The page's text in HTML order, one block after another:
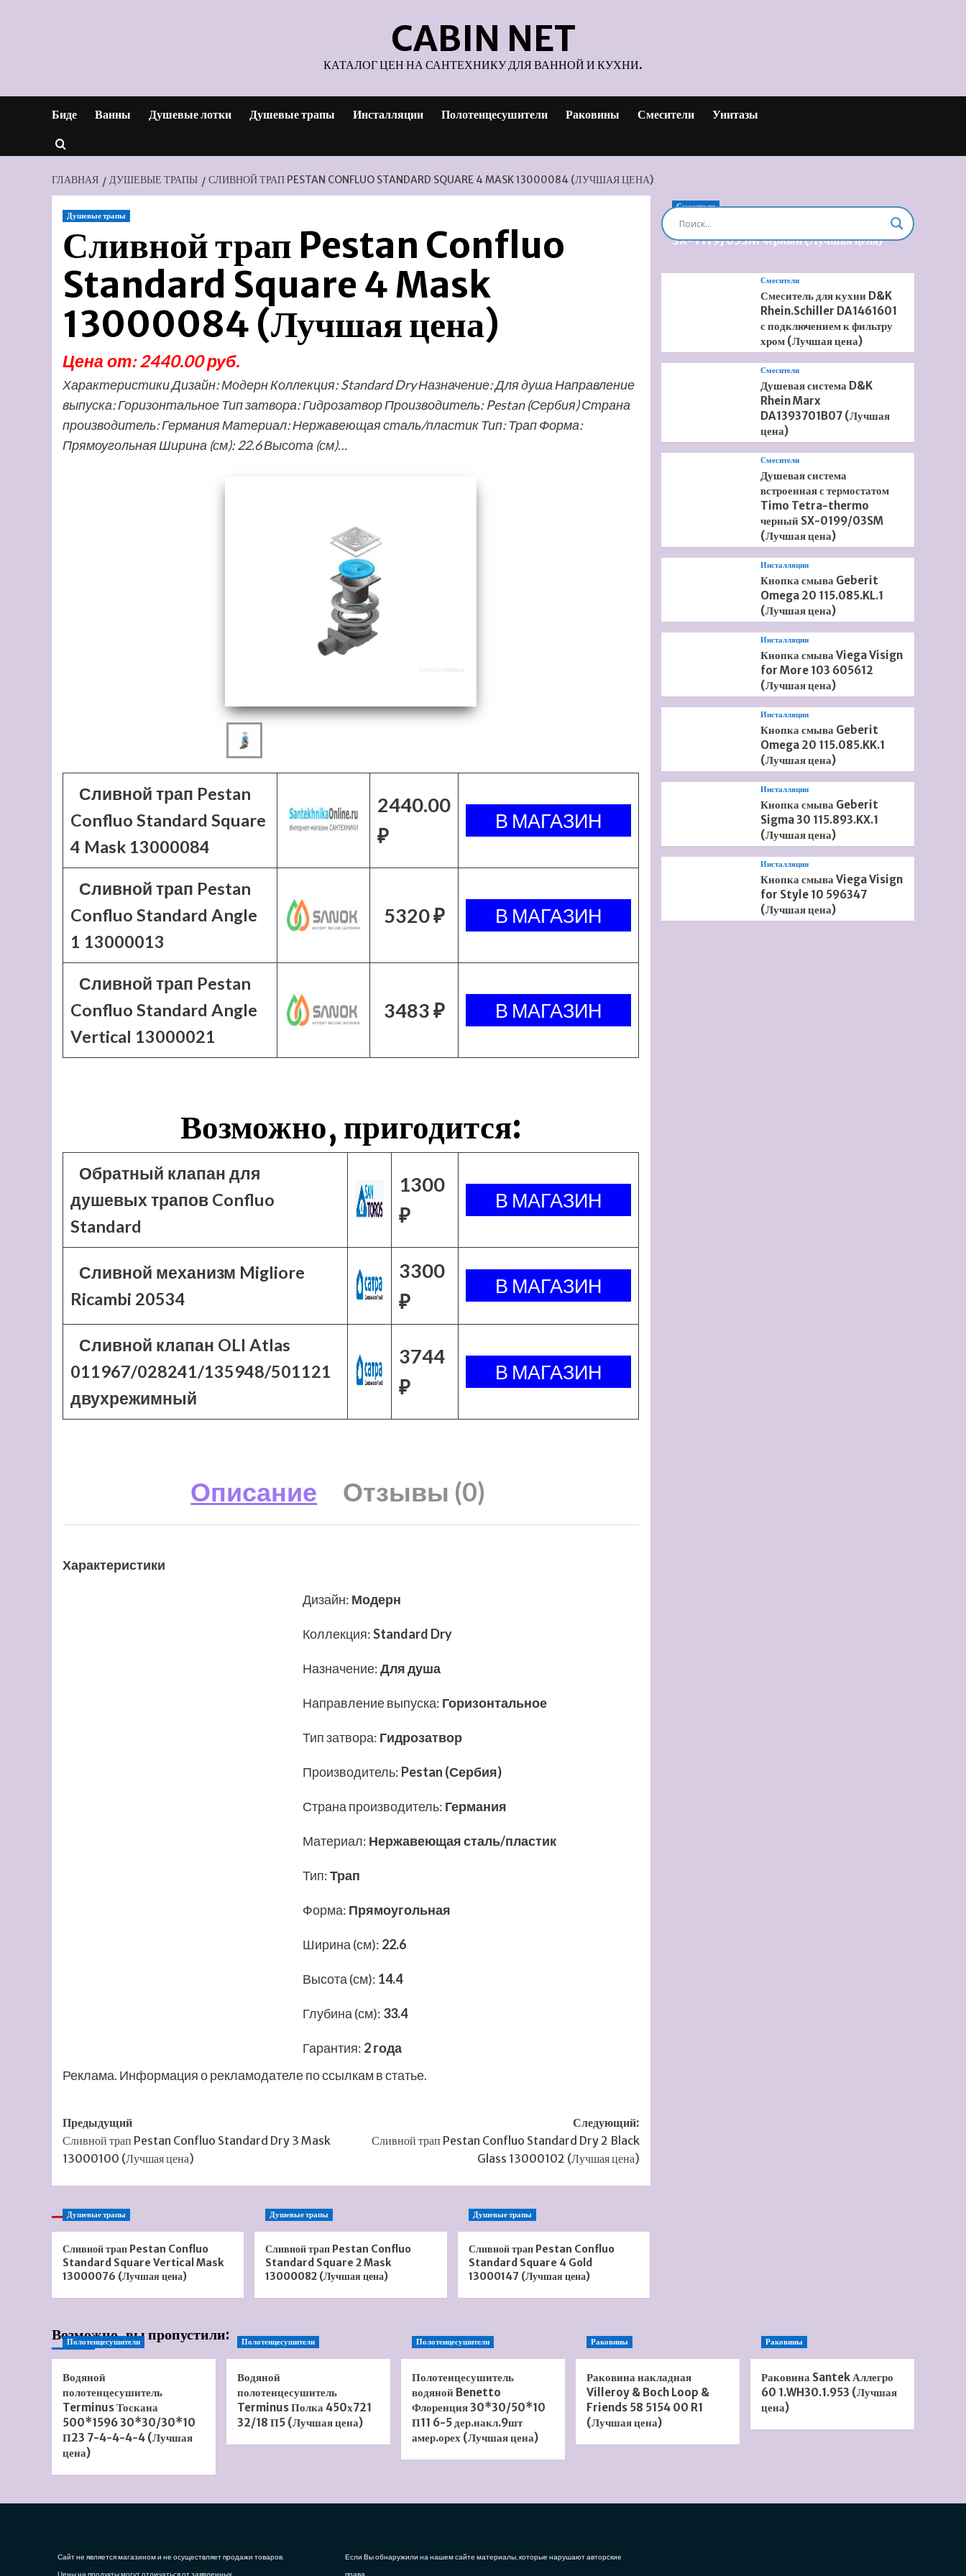
CABIN NET
КАТАЛОГ ЦЕН НА САНТЕХНИКУ ДЛЯ ВАННОЙ И КУХНИ.
Биде Ванны Душевые лотки Душевые трапы Инсталляции Полотенцесушители Раковины Смесители Унитазы
ГЛАВНАЯ ДУШЕВЫЕ ТРАПЫ СЛИВНОЙ ТРАП PESTAN CONFLUO STANDARD SQUARE 4 MASK 13000084 (ЛУЧШАЯ ЦЕНА)
Душевые трапы
Сливной трап Pestan Confluo
Standard Square 4 Mask
13000084 (Лучшая цена)
Цена от: 2440.00 руб.
Характеристики Дизайн: Модерн Коллекция: Standard Dry Назначение: Для душа Направление
выпуска: Горизонтальное Тип затвора: Гидрозатвор Производитель: Pestan (Сербия) Страна
производитель: Германия Материал: Нержавеющая сталь/пластик Тип: Трап Форма:
Прямоугольная Ширина (см): 22.6 Высота (см)…
Сливной трап Pestan
Confluo Standard Square
4 Mask 13000084
2440.00
₽
Сливной трап Pestan
Confluo Standard Angle
1 13000013
5320 ₽
Сливной трап Pestan
Confluo Standard Angle
Vertical 13000021
3483 ₽
Возможно, пригодится:
Обратный клапан для
душевых трапов Confluo
Standard
1300
₽
Сливной механизм Migliore
Ricambi 20534
3300
₽
Сливной клапан OLI Atlas
011967/028241/135948/501121
двухрежимный
3744
₽
Описание Отзывы (0)
Характеристики
Дизайн: Модерн
Коллекция:Standard Dry
Назначение:Для душа
Направление выпуска: Горизонтальное
Тип затвора: Гидрозатвор
Производитель: Pestan (Сербия)
Страна производитель: Германия
Материал: Нержавеющая сталь/пластик
Тип:Трап
Форма: Прямоугольная
Ширина (см): 22.6
Высота (см): 14.4
Глубина (см): 33.4
Гарантия: 2 года
Реклама. Информация о рекламодателе по ссылкам в статье.
Навигация
записи
Предыдущий
Сливной трап Pestan Confluo Standard Dry 3 Mask
13000100 (Лучшая цена)
Следующий:
Сливной трап Pestan Confluo Standard Dry 2 Black
Glass 13000102 (Лучшая цена)
Душевые трапы
Сливной трап Pestan Confluo
Standard Square Vertical Mask
13000076 (Лучшая цена)
Душевые трапы
Сливной трап Pestan Confluo
Standard Square 2 Mask
13000082 (Лучшая цена)
Душевые трапы
Сливной трап Pestan Confluo
Standard Square 4 Gold
13000147 (Лучшая цена)
Смесители
Душевая система встроенная Timo Briana
SX-7119/03SM черный (Лучшая цена)
Смесители
Смеситель для кухни D&K
Rhein.Schiller DA1461601
с подключением к фильтру
хром (Лучшая цена)
Смесители
Душевая система D&K
Rhein Marx
DA1393701B07 (Лучшая
цена)
Смесители
Душевая система
встроенная с термостатом
Timo Tetra-thermo
черный SX-0199/03SM
(Лучшая цена)
Инсталляции
Кнопка смыва Geberit
Omega 20 115.085.KL.1
(Лучшая цена)
Инсталляции
Кнопка смыва Viega Visign
for More 103 605612
(Лучшая цена)
Инсталляции
Кнопка смыва Geberit
Omega 20 115.085.KK.1
(Лучшая цена)
Инсталляции
Кнопка смыва Geberit
Sigma 30 115.893.KX.1
(Лучшая цена)
Инсталляции
Кнопка смыва Viega Visign
for Style 10 596347
(Лучшая цена)
Возможно, вы пропустили:
Полотенцесушители
Водяной
полотенцесушитель
Terminus Тоскана
500*1596 30*30/30*10
П23 7-4-4-4-4 (Лучшая
цена)
Полотенцесушители
Водяной
полотенцесушитель
Terminus Полка 450х721
32/18 П5 (Лучшая цена)
Полотенцесушители
Полотенцесушитель
водяной Benetto
Флоренция 30*30/50*10
П11 6-5 дер.накл.9шт
амер.орех (Лучшая цена)
Раковины
Раковина накладная
Villeroy & Boch Loop &
Friends 58 5154 00 R1
(Лучшая цена)
Раковины
Раковина Santek Аллегро
60 1.WH30.1.953 (Лучшая
цена)
Сайт не является магазином и не осуществляет продажи товаров.
Цены на продукты могут отличаться от заявленных.
Если Вы обнаружили на нашем сайте материалы, которые нарушают авторские
права,